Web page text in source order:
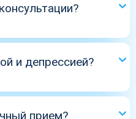
и депрессией?
прием?